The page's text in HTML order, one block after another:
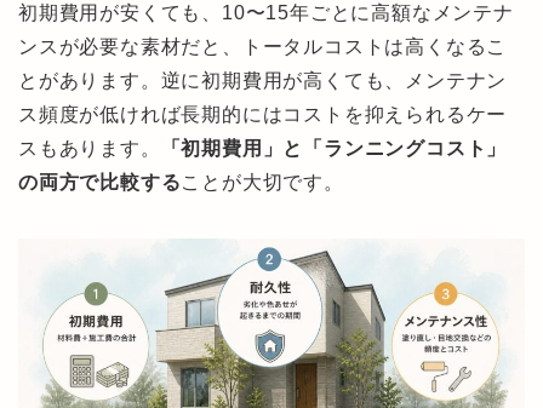
初期費用が安くても、10〜15年ごとに高額なメンテナ
ンスが必要な素材だと、トータルコストは高くなるこ
とがあります。逆に初期費用が高くても、メンテナン
ス頻度が低ければ長期的にはコストを抑えられるケー
スもあります。
「初期費用」と「ランニングコスト」
の両方で比較することが大切です。